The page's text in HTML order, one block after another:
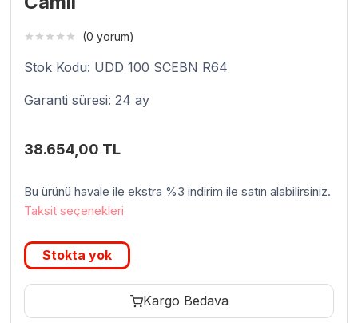
(0 yorum)
Stok Kodu: UDD 100 SCEBN R64
Garanti süresi: 24 ay
38.654,00 TL
Bu ürünü havale ile ekstra %3 indirim ile satın alabilirsiniz.
Taksit seçenekleri
Stokta yok
Kargo Bedava